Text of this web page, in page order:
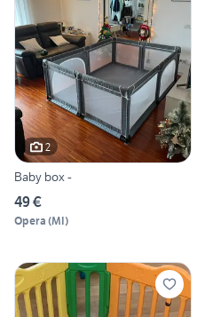
2
Baby box -
49 €
Opera (MI)